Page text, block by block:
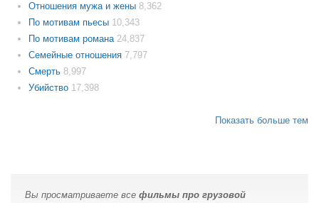
Отношения мужа и жены 8,362
По мотивам пьесы 10,343
По мотивам романа 24,837
Семейные отношения 7,797
Смерть 8,997
Убийство 17,398
Показать больше тем
Вы просматриваете все фильмы про грузовой